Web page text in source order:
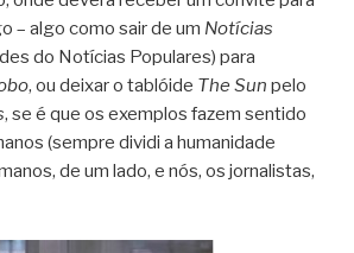
– algo como sair de um Notícias
do Notícias Populares) para
, ou deixar o tablóide The Sun pelo
, se é que os exemplos fazem sentido
(sempre dividi a humanidade
de um lado, e nós, os jornalistas,